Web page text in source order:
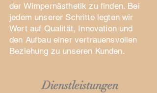
Dienstleistungen
der Wimpernästhetik zu finden. Bei
jedem unserer Schritte legten wir
Wert auf Qualität, Innovation und
den Aufbau einer vertrauensvollen
Beziehung zu unseren Kunden.